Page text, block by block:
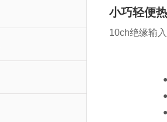
小巧轻便
10ch绝缘输